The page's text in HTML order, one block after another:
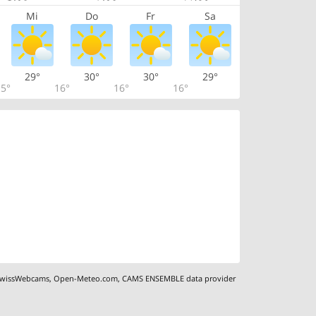
Mi Do Fr Sa
29°
16°
30°
16°
30°
16°
29°
,Open-Meteo.com,CAMS ENSEMBLE data provider